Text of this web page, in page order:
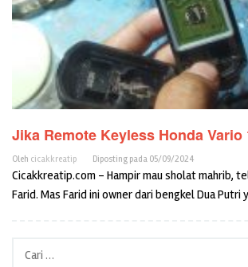
Jika Remote Keyless Honda Vario
Oleh cicakkreatip Diposting pada 05/09/2024
Cicakkreatip.com – Hampir mau sholat mahrib,
Farid. Mas Farid ini owner dari bengkel Dua Putri